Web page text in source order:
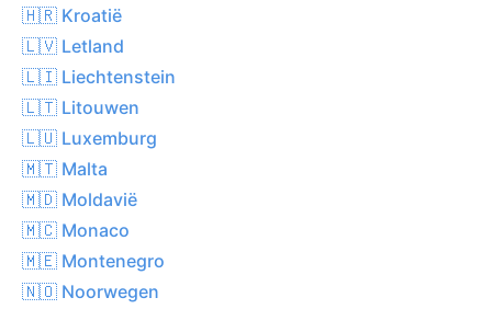
🇭🇷 Kroatië
🇱🇻 Letland
🇱🇮 Liechtenstein
🇱🇹 Litouwen
🇱🇺 Luxemburg
🇲🇹 Malta
🇲🇩 Moldavië
🇲🇨 Monaco
🇲🇪 Montenegro
🇳🇴 Noorwegen